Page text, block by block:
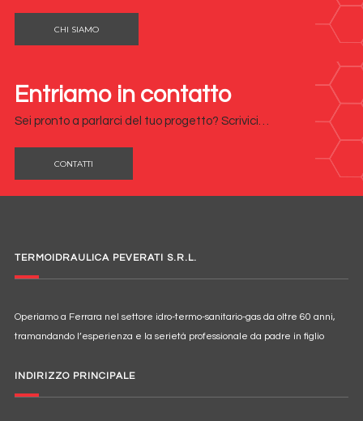
CHI SIAMO
Entriamo in contatto
Sei pronto a parlarci del tuo progetto? Scrivici…
CONTATTI
TERMOIDRAULICA PEVERATI S.R.L.
Operiamo a Ferrara nel settore idro-termo-sanitario-gas da oltre 60 anni,
tramandando l’esperienza e la serietà professionale da padre in figlio
INDIRIZZO PRINCIPALE